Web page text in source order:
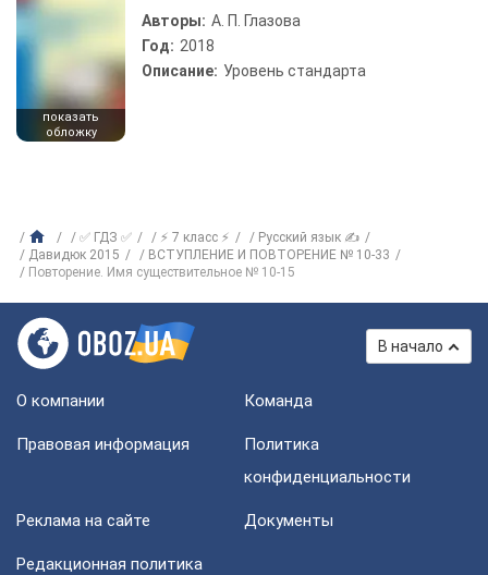
показать
обложку
Авторы: А. П. Глазова
Год: 2018
Описание: Уровень стандарта
✅ ГДЗ ✅ ⚡ 7 класс ⚡
Русский язык ✍
Давидюк 2015
ВСТУПЛЕНИЕ И ПОВТОРЕНИЕ № 10-33
Повторение. Имя существительное № 10-15
В начало
О компании Команда
Правовая информация
Политика
конфиденциальности
Реклама на сайте Документы
Редакционная политика